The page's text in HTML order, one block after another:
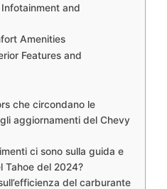
and
Amenities
Features and
che circondano le
aggiornamenti del Chevy
ci sono sulla guida e
Tahoe del 2024?
del carburante